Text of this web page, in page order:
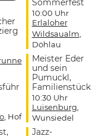
, Hof
Sommerfest
10:00 Uhr
Erlaloher
Wildsaualm
Döhlau
Meister Eder
und sein
Pumuckl,
Familienstück
10:30 Uhr
Luisenburg
Wunsiedel
Jazz-